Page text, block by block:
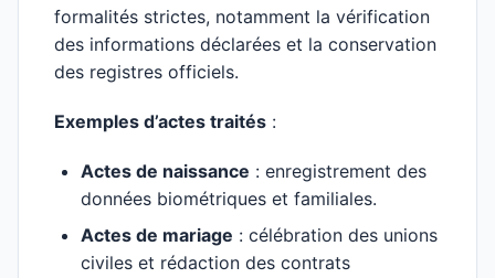
formalités strictes, notamment la vérification
des informations déclarées et la conservation
des registres officiels.
Exemples d’actes traités :
Actes de naissance : enregistrement des
données biométriques et familiales.
Actes de mariage : célébration des unions
civiles et rédaction des contrats